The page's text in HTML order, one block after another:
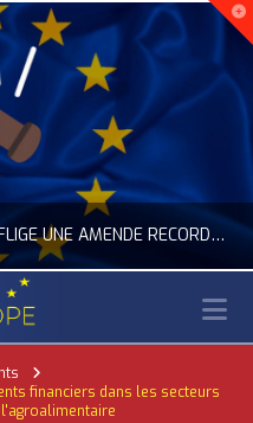
LA COMMISSION EUROPÉENNE INFLIGE UNE AMENDE RECORD À GOOGLE
D’OCCITANIE EUROPE, NUMÉRIQUE- DIGITAL
financiers dans les secteurs
l'agroalimentaire